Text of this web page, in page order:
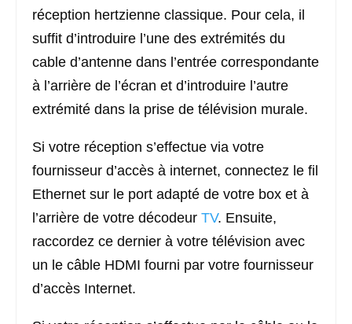
réception hertzienne classique. Pour cela, il
suffit d’introduire l’une des extrémités du
cable d’antenne dans l’entrée correspondante
à l’arrière de l’écran et d’introduire l’autre
extrémité dans la prise de télévision murale.
Si votre réception s’effectue via votre
fournisseur d’accès à internet, connectez le fil
Ethernet sur le port adapté de votre box et à
l’arrière de votre décodeur TV. Ensuite,
raccordez ce dernier à votre télévision avec
un le câble HDMI fourni par votre fournisseur
d’accès Internet.